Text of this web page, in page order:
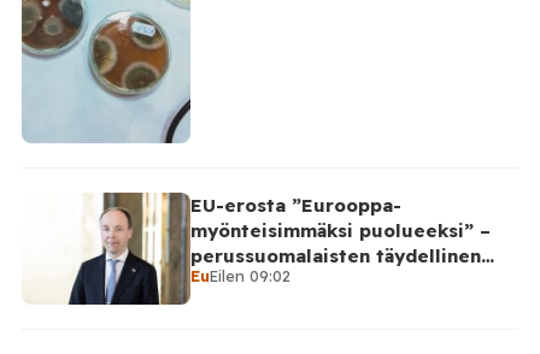
EU-erosta ”Eurooppa-
myönteisimmäksi puolueeksi” –
perussuomalaisten täydellinen
takinkääntö
EuEilen 09:02